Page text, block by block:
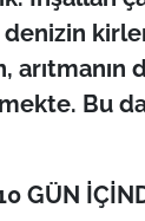
arıtmanın
Bu
GÜN